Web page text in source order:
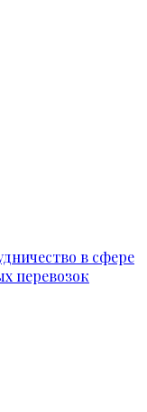
в сфере
перевозок